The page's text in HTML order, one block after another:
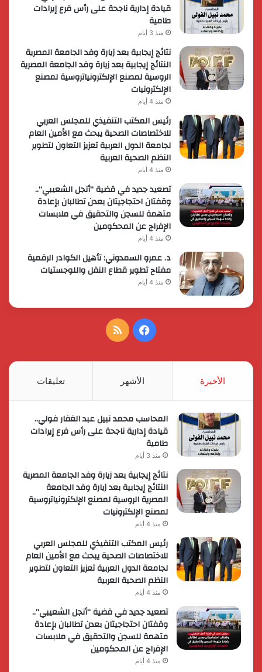
قيادة إدارية ناجحة على رأس فرع إيرادات
طامية
منذ 3 أيام
نتائج إيجابية بعد زيارة وفد الجامعة المصرية
النتائج إيجابية بعد زيارة وفد الجامعة المصرية
الروسية لمصنع الإلكترونياتروسية لمصنع
الإلكترونيات
منذ 4 أيام
رئيس المكتب التنفيذي للمجلس العربي
للاختصاصات الصحية يبحث مع الأمين العام
لجامعة الدول العربية تعزيز التعاون لتطوير
النظم الصحية العربية
منذ 4 أيام
تصعيد جديد في قضية “أنجل الشعيبي”..
وقفتان احتجاجيتان بعدن تطالبان بإعادة
متهمة للسجن والتحقيق في ملابسات
الإفراج عن المحكومين
منذ 4 أيام
د. عمرو السمدوني: تأهيل الكوادر الرقمية
مفتاح تطوير قطاع النقل واللوجستيات
منذ 4 أيام
فيسبوكملخص
الأخيرة الأشهر تعليقات
المحاسب محمد نبيل عبد الغفار فولي..
قيادة إدارية ناجحة على رأس فرع إيرادات
طامية
منذ 3 أيام
نتائج إيجابية بعد زيارة وفد الجامعة المصرية
النتائج إيجابية بعد زيارة وفد الجامعة
المصرية الروسية لمصنع الإلكترونياتروسية
لمصنع الإلكترونيات
منذ 4 أيام
رئيس المكتب التنفيذي للمجلس العربي
للاختصاصات الصحية يبحث مع الأمين العام
لجامعة الدول العربية تعزيز التعاون لتطوير
النظم الصحية العربية
منذ 4 أيام
تصعيد جديد في قضية “أنجل الشعيبي”..
وقفتان احتجاجيتان بعدن تطالبان بإعادة
متهمة للسجن والتحقيق في ملابسات
الإفراج عن المحكومين
منذ 4 أيام